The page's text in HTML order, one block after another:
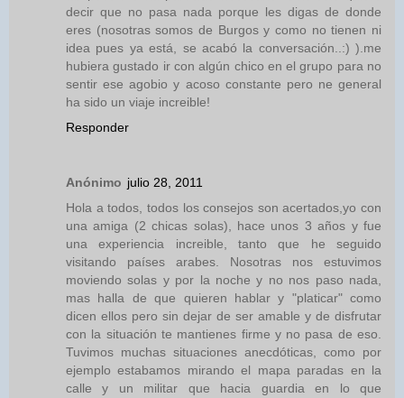
decir que no pasa nada porque les digas de donde
eres (nosotras somos de Burgos y como no tienen ni
idea pues ya está, se acabó la conversación..:) ).me
hubiera gustado ir con algún chico en el grupo para no
sentir ese agobio y acoso constante pero ne general
ha sido un viaje increible!
Responder
Anónimo julio 28, 2011
Hola a todos, todos los consejos son acertados,yo con
una amiga (2 chicas solas), hace unos 3 años y fue
una experiencia increible, tanto que he seguido
visitando países arabes. Nosotras nos estuvimos
moviendo solas y por la noche y no nos paso nada,
mas halla de que quieren hablar y "platicar" como
dicen ellos pero sin dejar de ser amable y de disfrutar
con la situación te mantienes firme y no pasa de eso.
Tuvimos muchas situaciones anecdóticas, como por
ejemplo estabamos mirando el mapa paradas en la
calle y un militar que hacia guardia en lo que